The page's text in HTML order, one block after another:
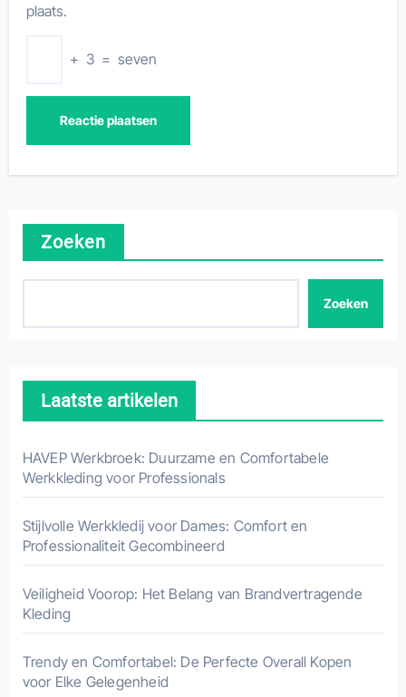
plaats.
+ 3 = seven
Zoeken
Zoeken
Laatste artikelen
HAVEP Werkbroek: Duurzame en Comfortabele
Werkkleding voor Professionals
Stijlvolle Werkkledij voor Dames: Comfort en
Professionaliteit Gecombineerd
Veiligheid Voorop: Het Belang van Brandvertragende
Kleding
Trendy en Comfortabel: De Perfecte Overall Kopen
voor Elke Gelegenheid